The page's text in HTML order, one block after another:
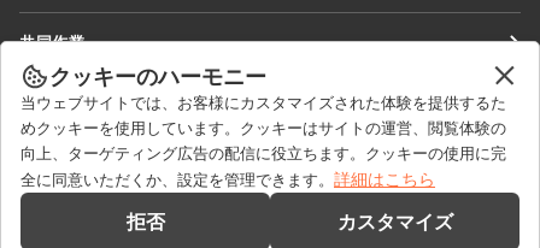
DocSpace
Workspace
コネクター
デスクトップアプリ
モバイルアプリ
共同作業
貢献者向け
翻訳者向け
インフルエンサー向け
求人情報
ニュースを見る
ブログ
ヘルプを得る
フォーラム
クッキーのハーモニー
当ウェブサイトでは、お客様にカスタマイズされた体験を提供するた
めクッキーを使用しています。クッキーはサイトの運営、閲覧体験の
向上、ターゲティング広告の配信に役立ちます。クッキーの使用に完
全に同意いただくか、設定を管理できます。 詳細はこちら
拒否 カスタマイズ